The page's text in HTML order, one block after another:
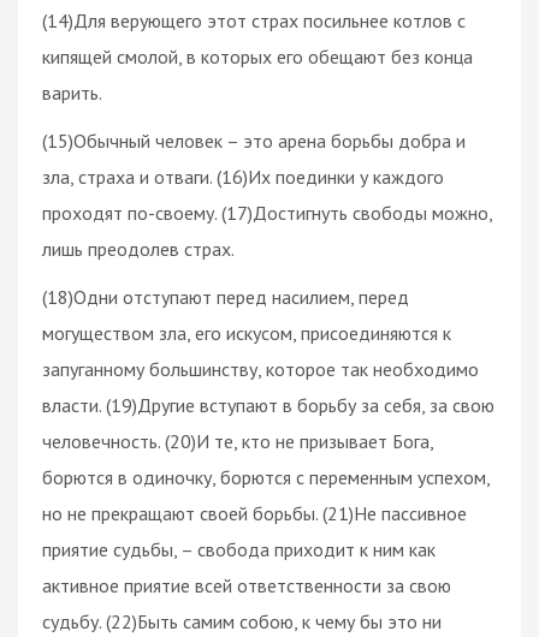
(14)Для верующего этот страх посильнее котлов с
кипящей смолой, в которых его обещают без конца
варить.
(15)Обычный человек – это арена борьбы добра и
зла, страха и отваги. (16)Их поединки у каждого
проходят по-своему. (17)Достигнуть свободы можно,
лишь преодолев страх.
(18)Одни отступают перед насилием, перед
могуществом зла, его искусом, присоединяются к
запуганному большинству, которое так необходимо
власти. (19)Другие вступают в борьбу за себя, за свою
человечность. (20)И те, кто не призывает Бога,
борются в одиночку, борются с переменным успехом,
но не прекращают своей борьбы. (21)Не пассивное
приятие судьбы, – свобода приходит к ним как
активное приятие всей ответственности за свою
судьбу. (22)Быть самим собою, к чему бы это ни